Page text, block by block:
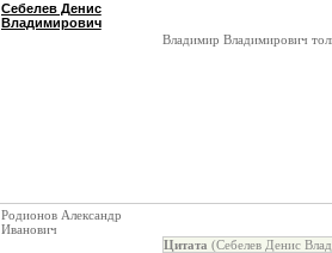
Себелев Денис
Владимирович
Владимир Владимирович
Родионов Александр
Иванович
Цитата (Себелев Денис